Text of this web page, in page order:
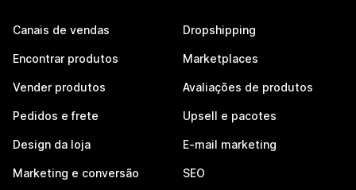
Canais de vendas
Encontrar produtos
Vender produtos
Pedidos e frete
Design da loja
Marketing e conversão
Dropshipping
Marketplaces
Avaliações de produtos
Upsell e pacotes
E-mail marketing
SEO